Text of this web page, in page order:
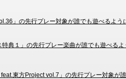
」の先行プレー対象が誰でも遊べるよう
典１」の先行プレー楽曲が誰でも遊べる
東方Project vol.7」の先行プレー対象が